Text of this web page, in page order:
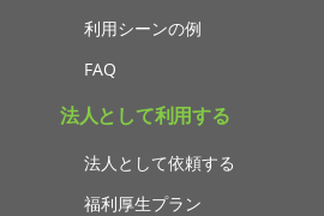
利用シーンの例
FAQ
法人として利用する
法人として依頼する
福利厚生プラン